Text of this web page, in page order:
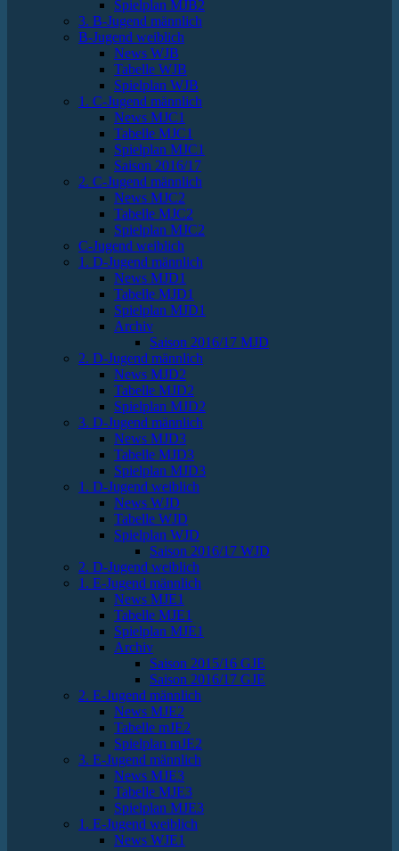
Spielplan MJB2
3. B-Jugend männlich
B-Jugend weiblich
News WJB
Tabelle WJB
Spielplan WJB
1. C-Jugend männlich
News MJC1
Tabelle MJC1
Spielplan MJC1
Saison 2016/17
2. C-Jugend männlich
News MJC2
Tabelle MJC2
Spielplan MJC2
C-Jugend weiblich
1. D-Jugend männlich
News MJD1
Tabelle MJD1
Spielplan MJD1
Archiv
Saison 2016/17 MJD
2. D-Jugend männlich
News MJD2
Tabelle MJD2
Spielplan MJD2
3. D-Jugend männlich
News MJD3
Tabelle MJD3
Spielplan MJD3
1. D-Jugend weiblich
News WJD
Tabelle WJD
Spielplan WJD
Saison 2016/17 WJD
2. D-Jugend weiblich
1. E-Jugend männlich
News MJE1
Tabelle MJE1
Spielplan MJE1
Archiv
Saison 2015/16 GJE
Saison 2016/17 GJE
2. E-Jugend männlich
News MJE2
Tabelle mJE2
Spielplan mJE2
3. E-Jugend männlich
News MJE3
Tabelle MJE3
Spielplan MJE3
1. E-Jugend weiblich
News WJE1